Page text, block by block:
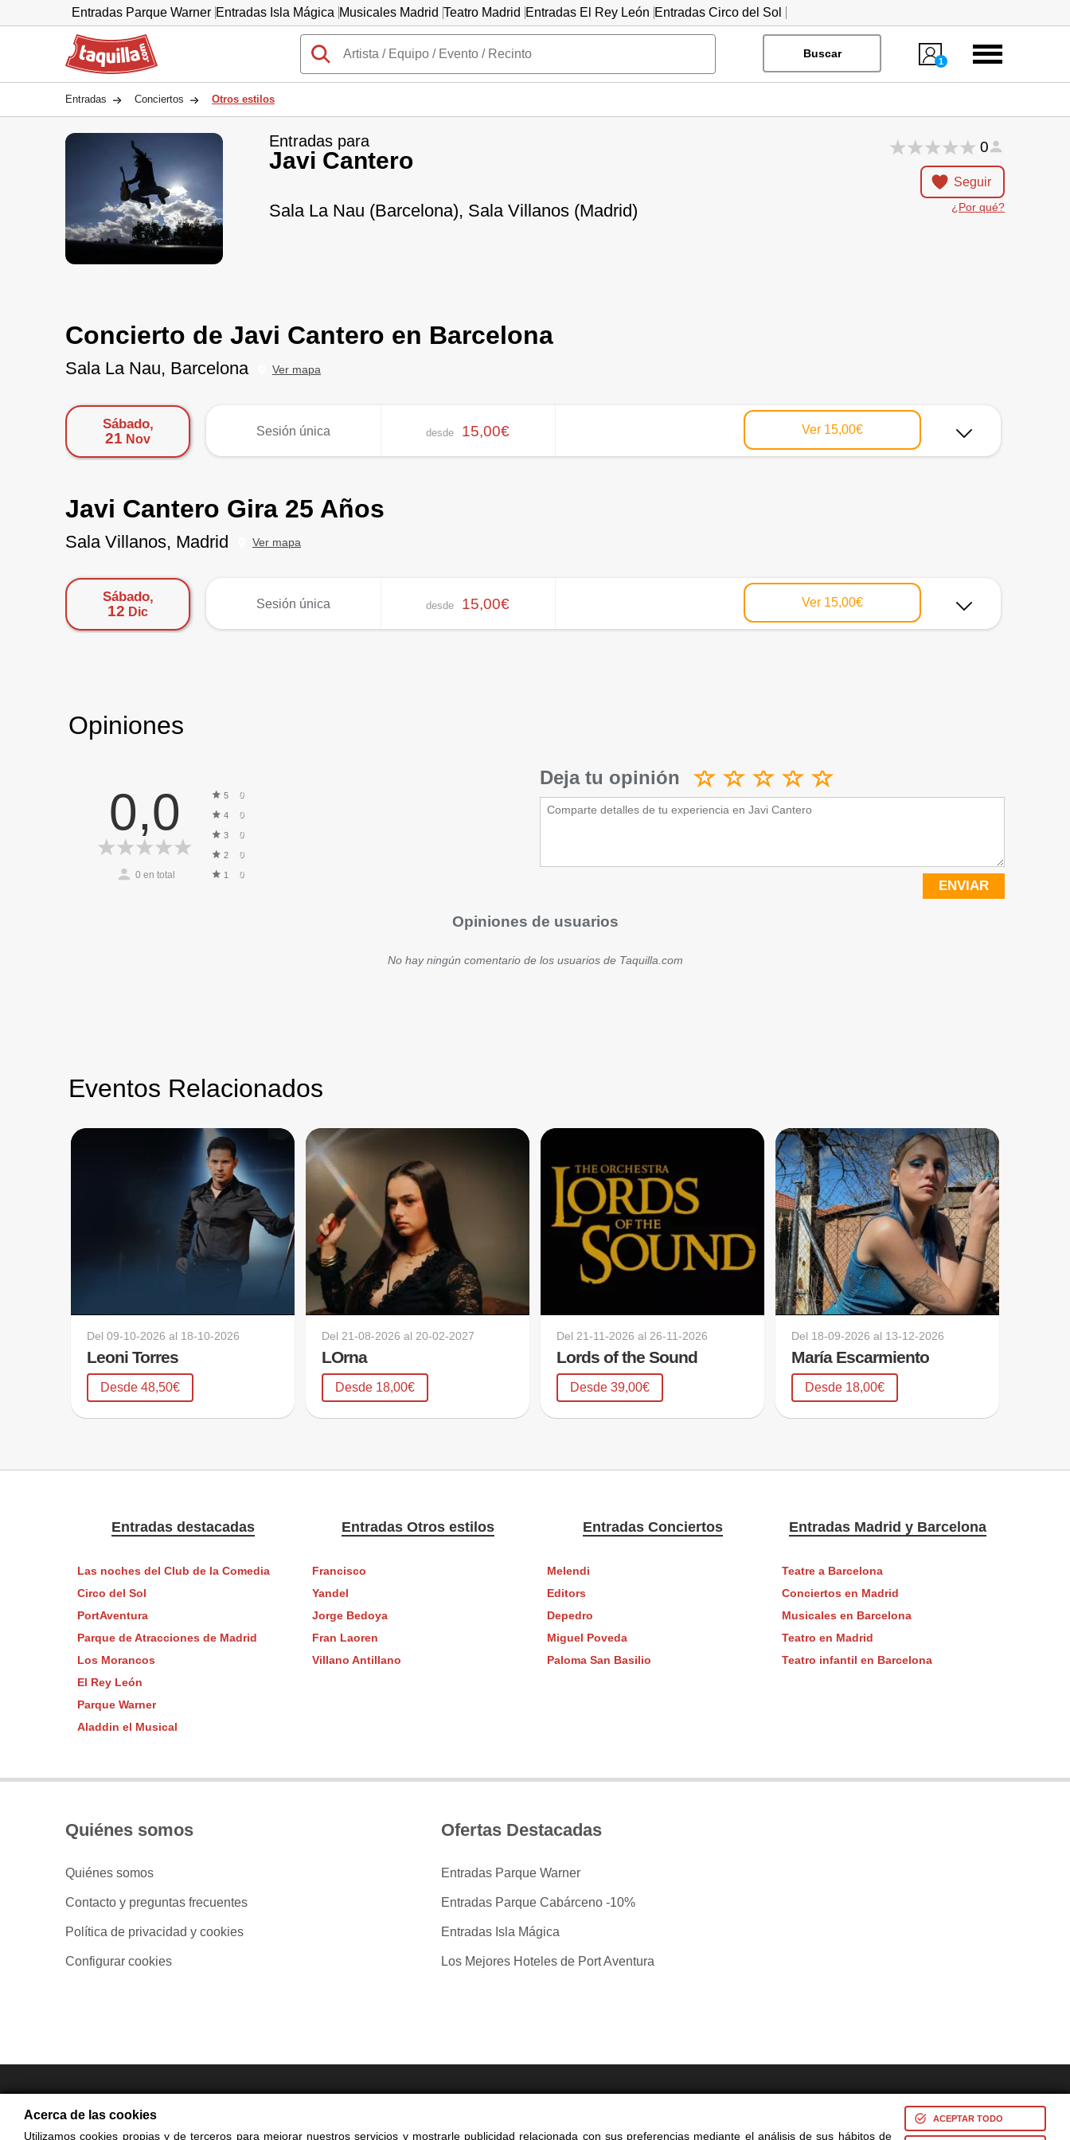
Entradas Parque Warner Entradas Isla Mágica Musicales Madrid Teatro Madrid Entradas El Rey León Entradas Circo del Sol
Taquilla.com
Buscar
1
Menú
Entradas Conciertos Otros estilos
Entradas para
Javi Cantero
Sala La Nau (Barcelona), Sala Villanos (Madrid)
0
Seguir
¿Por qué?
Concierto de Javi Cantero en Barcelona
Sala La Nau, Barcelona Ver mapa
Sábado,
21 Nov
Sesión única desde 15,00€ Ver 15,00€
Javi Cantero Gira 25 Años
Sala Villanos, Madrid Ver mapa
Sábado,
12 Dic
Sesión única desde 15,00€ Ver 15,00€
Opiniones
0,0
0 en total
5 0
4 0
3 0
2 0
1 0
Deja tu opinión
ENVIAR
Opiniones de usuarios
No hay ningún comentario de los usuarios de Taquilla.com
Eventos Relacionados
Del09-10-2026 al 18-10-2026
Leoni Torres
Desde 48,50€
Del21-08-2026 al20-02-2027
LOrna
Desde 18,00€
Del21-11-2026 al26-11-2026
Lords of the Sound
Desde 39,00€
Del 18-09-2026 al 13-12-2026
María Escarmiento
Desde 18,00€
Entradas destacadas
Las noches del Club de la Comedia
Circo del Sol
PortAventura
Parque de Atracciones de Madrid
Los Morancos
El Rey León
Parque Warner
Aladdin el Musical
Entradas Otros estilos
Francisco
Yandel
Jorge Bedoya
Fran Laoren
Villano Antillano
Entradas Conciertos
Melendi
Editors
Depedro
Miguel Poveda
Paloma San Basilio
Entradas Madrid y Barcelona
Teatre a Barcelona
Conciertos en Madrid
Musicales en Barcelona
Teatro en Madrid
Teatro infantil en Barcelona
Quiénes somos
Quiénes somos
Contacto y preguntas frecuentes
Política de privacidad y cookies
Configurar cookies
Ofertas Destacadas
Entradas Parque Warner
Entradas Parque Cabárceno -10%
Entradas Isla Mágica
Los Mejores Hoteles de Port Aventura
© Copyright 2014-2026 Ociocultura Network SL - All Rights Reserved
Acerca de las cookies
Utilizamos cookies propias y de terceros para mejorar nuestros servicios y mostrarle publicidad relacionada con sus preferencias mediante el análisis de sus hábitos de
ACEPTAR TODO